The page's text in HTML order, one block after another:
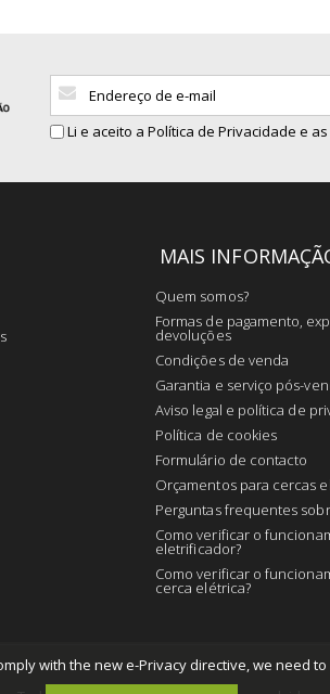
with the new e-Privacy directive, we need
Sign
Up
for
Our
Li e aceito a Política de Privacidade e
MAIS
Quem somos?
Formas de pagamento,
devoluções
Condições de venda
Garantia e serviço pós-
Aviso legal e política de
Política de cookies
Formulário de contacto
Orçamentos para cercas
Perguntas frequentes
Como verificar o
eletrificador?
Como verificar o
cerca elétrica?